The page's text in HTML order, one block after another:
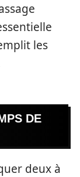
les
DE
deux à